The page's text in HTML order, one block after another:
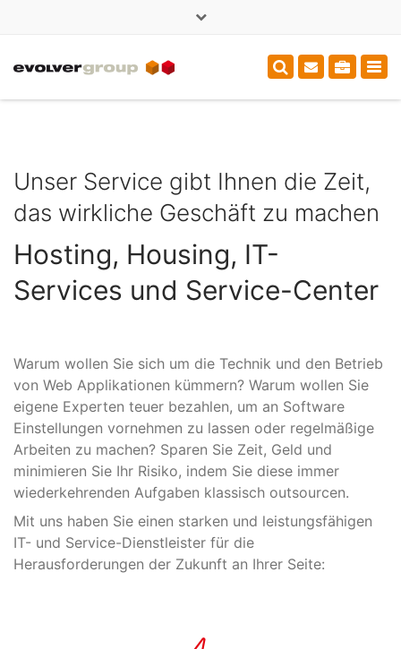
sales@evolver.de
Unser Service gibt Ihnen die Zeit,
das wirkliche Geschäft zu machen
Hosting, Housing, IT-
Services und Service-Center
Warum wollen Sie sich um die Technik und den Betrieb
von Web Applikationen kümmern? Warum wollen Sie
eigene Experten teuer bezahlen, um an Software
Einstellungen vornehmen zu lassen oder regelmäßige
Arbeiten zu machen? Sparen Sie Zeit, Geld und
minimieren Sie Ihr Risiko, indem Sie diese immer
wiederkehrenden Aufgaben klassisch outsourcen.
Mit uns haben Sie einen starken und leistungsfähigen
IT- und Service-Dienstleister für die
Herausforderungen der Zukunft an Ihrer Seite: